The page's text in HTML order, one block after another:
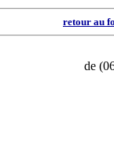
retour au
de